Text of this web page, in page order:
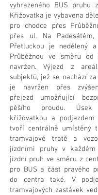
vyhrazeného BUS pruhu
Křižovatka je vybavena
pro chodce přes
přes ul. Na
Přetluckou je nedělený
Průběžnou ve směru od
navržen. Výjezd z
subjektů, jež se nachází
je navržen přes
přejezd umožňující
pěšího proudu.
křižovatkou a
tvoří centrálně umístěný
tramvajové tratě a
jízdními pruhy v
jízdní pruh ve směru z
pro BUS a část pravého
do centra také. V
tramvajových zastávek